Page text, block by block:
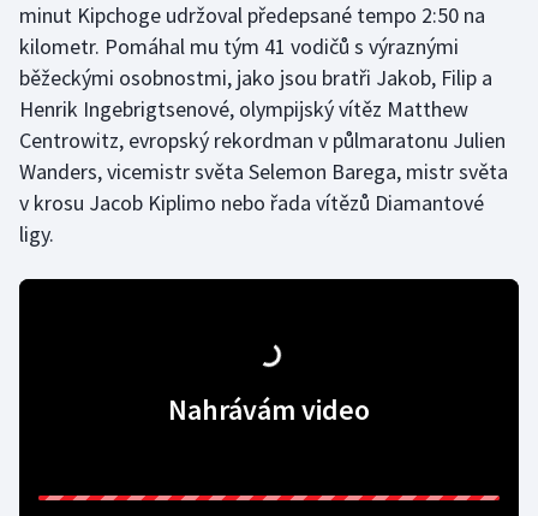
Lezení
Lyže a snowboard
Moderní pětiboj
Motorsport
Ragby
minut Kipchoge udržoval předepsané tempo 2:50 na
kilometr. Pomáhal mu tým 41 vodičů s výraznými
běžeckými osobnostmi, jako jsou bratři Jakob, Filip a
Henrik Ingebrigtsenové, olympijský vítěz Matthew
Centrowitz, evropský rekordman v půlmaratonu Julien
Wanders, vicemistr světa Selemon Barega, mistr světa
v krosu Jacob Kiplimo nebo řada vítězů Diamantové
ligy.
Nahrávám video